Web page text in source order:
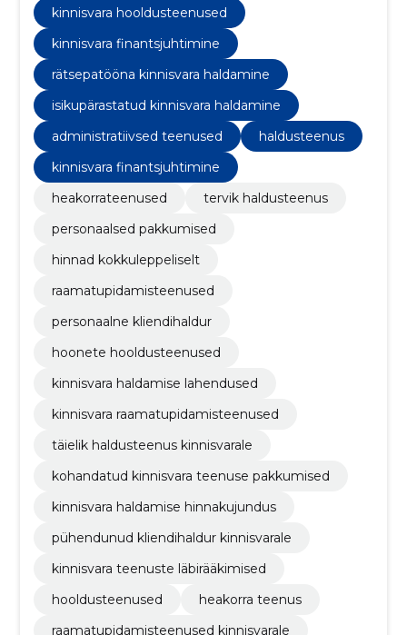
kinnisvara hooldusteenused
kinnisvara finantsjuhtimine
rätsepatööna kinnisvara haldamine
isikupärastatud kinnisvara haldamine
administratiivsed teenused
haldusteenus
kinnisvara finantsjuhtimine
heakorrateenused
tervik haldusteenus
personaalsed pakkumised
hinnad kokkuleppeliselt
raamatupidamisteenused
personaalne kliendihaldur
hoonete hooldusteenused
kinnisvara haldamise lahendused
kinnisvara raamatupidamisteenused
täielik haldusteenus kinnisvarale
kohandatud kinnisvara teenuse pakkumised
kinnisvara haldamise hinnakujundus
pühendunud kliendihaldur kinnisvarale
kinnisvara teenuste läbirääkimised
hooldusteenused
heakorra teenus
raamatupidamisteenused kinnisvarale